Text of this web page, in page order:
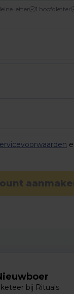
letter 1 hoofdletter
bij Rituals